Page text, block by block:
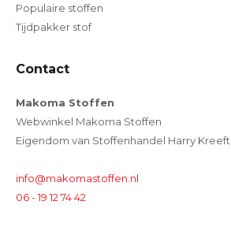
Populaire stoffen
Tijdpakker stof
Contact
Makoma Stoffen
Webwinkel Makoma Stoffen
Eigendom van Stoffenhandel Harry Kreeft
info@makomastoffen.nl
06 - 19 12 74 42